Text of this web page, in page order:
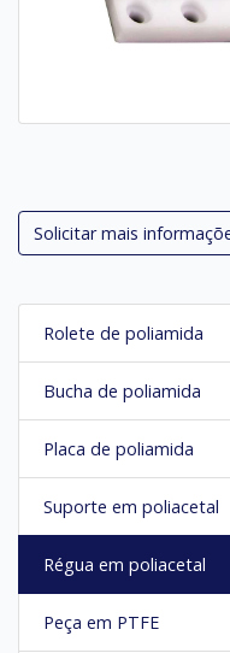
Solicitar mais
Rolete de poliamida
Bucha de poliamida
Placa de poliamida
Suporte em poliacetal
Régua em poliacetal
Peça em PTFE